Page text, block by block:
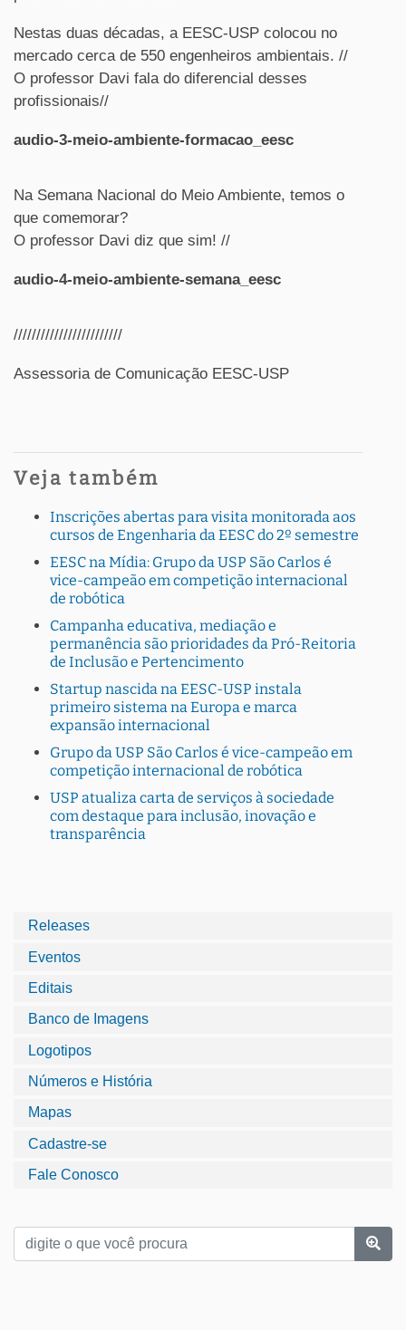
Nestas duas décadas, a EESC-USP colocou no
mercado cerca de 550 engenheiros ambientais. //
O professor Davi fala do diferencial desses
profissionais//
audio-3-meio-ambiente-formacao_eesc
Na Semana Nacional do Meio Ambiente, temos o
que comemorar?
O professor Davi diz que sim! //
audio-4-meio-ambiente-semana_eesc
////////////////////////
Assessoria de Comunicação EESC-USP
Veja também
Inscrições abertas para visita monitorada aos
cursos de Engenharia da EESC do 2º semestre
EESC na Mídia: Grupo da USP São Carlos é
vice-campeão em competição internacional
de robótica
Campanha educativa, mediação e
permanência são prioridades da Pró-Reitoria
de Inclusão e Pertencimento
Startup nascida na EESC-USP instala
primeiro sistema na Europa e marca
expansão internacional
Grupo da USP São Carlos é vice-campeão em
competição internacional de robótica
USP atualiza carta de serviços à sociedade
com destaque para inclusão, inovação e
transparência
Releases
Eventos
Editais
Banco de Imagens
Logotipos
Números e História
Mapas
Cadastre-se
Fale Conosco